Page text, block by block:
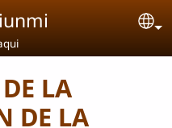
LA
DE LA